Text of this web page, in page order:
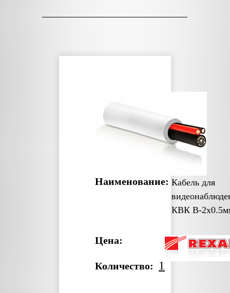
Наименование: Кабель для
КВК В-
Цена:
Количество: 1